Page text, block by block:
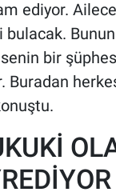
ediyor.
Bunun
bir